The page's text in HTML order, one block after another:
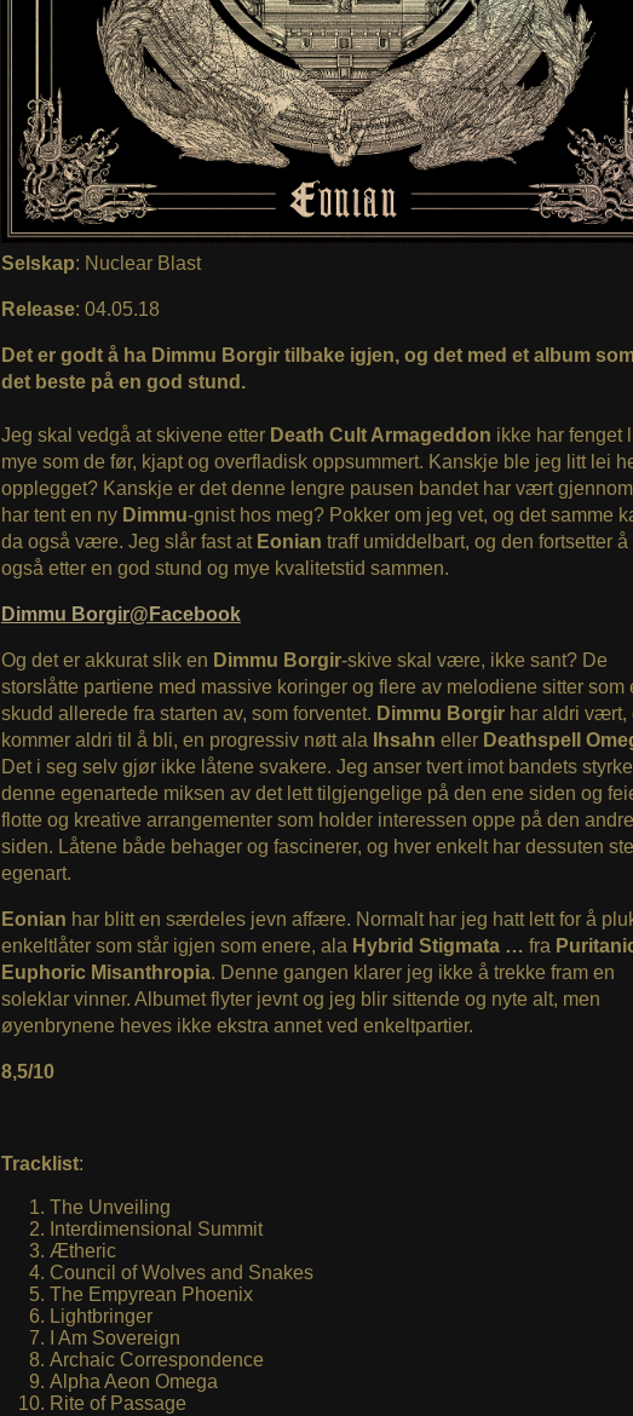
Selskap: Nuclear Blast
Release: 04.05.18
Det er godt å ha Dimmu Borgir tilbake igjen, og det med et album
det beste på en god stund.
Jeg skal vedgå at skivene etter Death Cult Armageddon ikke har fenget
mye som de før, kjapt og overfladisk oppsummert. Kanskje ble jeg litt lei
opplegget? Kanskje er det denne lengre pausen bandet har vært
har tent en ny Dimmu-gnist hos meg? Pokker om jeg vet, og det samme
da også være. Jeg slår fast at Eonian traff umiddelbart, og den fortsetter å
også etter en god stund og mye kvalitetstid sammen.
Dimmu Borgir@Facebook
Og det er akkurat slik en Dimmu Borgir-skive skal være, ikke sant? De
storslåtte partiene med massive koringer og flere av melodiene sitter som
skudd allerede fra starten av, som forventet. Dimmu Borgir har aldri vært,
kommer aldri til å bli, en progressiv nøtt ala
Ihsahn eller Deathspell
Det i seg selv gjør ikke låtene svakere. Jeg anser tvert imot bandets
denne egenartede miksen av det lett tilgjengelige på den ene siden og
flotte og kreative arrangementer som holder interessen oppe på den andre
siden. Låtene både behager og fascinerer, og hver enkelt har dessuten
egenart.
Eonian har blitt en særdeles jevn affære. Normalt har jeg hatt lett for å
enkeltlåter som står igjen som enere, ala Hybrid Stigmata … fra
Euphoric Misanthropia. Denne gangen klarer jeg ikke å trekke fram en
soleklar vinner. Albumet flyter jevnt og jeg blir sittende og nyte alt, men
øyenbrynene heves ikke ekstra annet ved enkeltpartier.
8,5/10
Tracklist:
The Unveiling
Interdimensional Summit
Ætheric
Council of Wolves and Snakes
The Empyrean Phoenix
Lightbringer
I Am Sovereign
Archaic Correspondence
Alpha Aeon Omega
Rite of Passage